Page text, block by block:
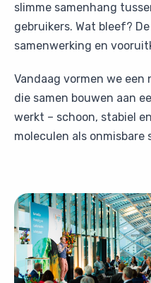
slimme samenhang
gebruikers. Wat bleef?
samenwerking en
Vandaag vormen we
die samen bouwen aan
werkt – schoon, stabiel
moleculen als onmisbare